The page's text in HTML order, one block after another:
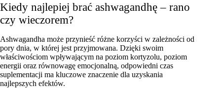
Kiedy najlepiej brać ashwagandhę – rano
czy wieczorem?
Ashwagandha może przynieść różne korzyści w zależności od
pory dnia, w której jest przyjmowana. Dzięki swoim
właściwościom wpływającym na poziom kortyzolu, poziom
energii oraz równowagę emocjonalną, odpowiedni czas
suplementacji ma kluczowe znaczenie dla uzyskania
najlepszych efektów.